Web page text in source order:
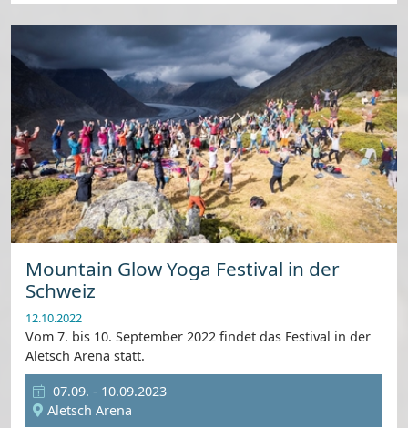
Mountain Glow Yoga Festival in der
Schweiz
12.10.2022
Vom 7. bis 10. September 2022 findet das Festival in der
Aletsch Arena statt.
07.09. - 10.09.2023
Aletsch Arena